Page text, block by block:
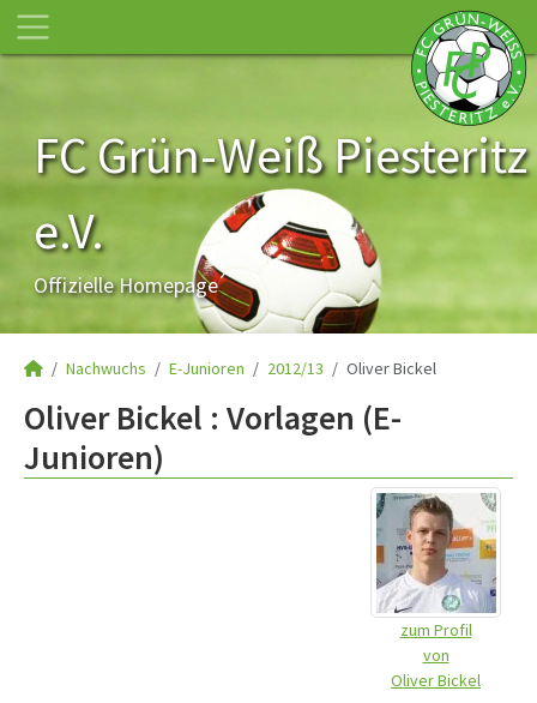
FC Grün-Weiß Piesteritz
e.V.
Offizielle Homepage
Nachwuchs E-Junioren 2012/13 Oliver Bickel
Oliver Bickel : Vorlagen (E-
Junioren)
zum Profil
von
Oliver Bickel